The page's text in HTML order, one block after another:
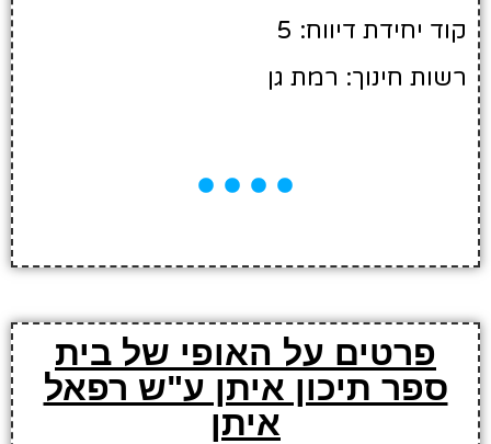
קוד יחידת דיווח: 5
רשות חינוך: רמת גן
פרטים על האופי של בית
ספר תיכון איתן ע"ש רפאל
איתן